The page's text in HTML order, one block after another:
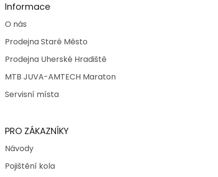
Informace
O nás
Prodejna Staré Město
Prodejna Uherské Hradiště
MTB JUVA-AMTECH Maraton
Servisní místa
PRO ZÁKAZNÍKY
Návody
Pojištění kola